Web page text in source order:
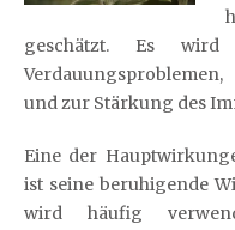
geschätzt. Es
und zur Stärkung des
Eine der
ist seine beruhigende
wird häufig